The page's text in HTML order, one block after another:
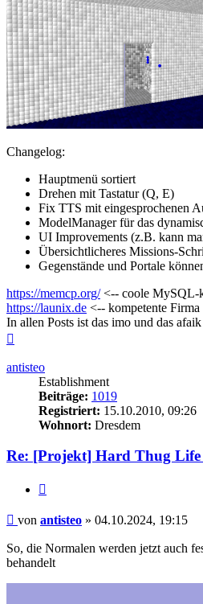
Changelog:
Hauptmenü sortiert
Drehen mit Tastatur (Q, E)
Fix TTS mit eingesprochenen
ModelManager für das
UI Improvements (z.B. kann
Übersichtlicheres Missions-
Gegenstände und Portale
https://memcp.org/<-- coole MySQL-
https://launix.de <-- kompetente Firma
In allen Posts ist das imo und das
antisteo
Establishment
Beiträge: 1019
Registriert: 15.10.2010, 09:26
Wohnort: Dresdem
Re: [Projekt] Hard Thug
Beitrag
von antisteo » 04.10.2024, 19:15
So, die Normalen werden jetzt auch
behandelt